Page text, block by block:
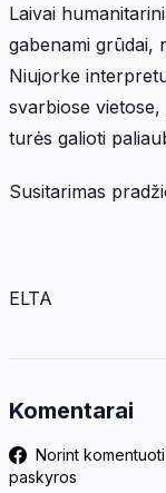
Laivai
gabenami grūdai,
Niujorke
svarbiose
turės galioti
Susitarimas
ELTA
Komentarai
Norint
paskyros